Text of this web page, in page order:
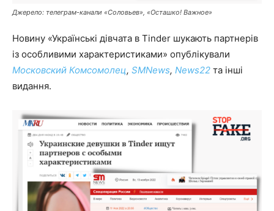
Джерело: телеграм-канали «Соловьев», «Осташко! Важное»
Новину «Українські дівчата в Tinder шукають партнерів
із особливими характеристиками» опублікували
Московский Комсомолец, SMNews, News22 та інші
видання.